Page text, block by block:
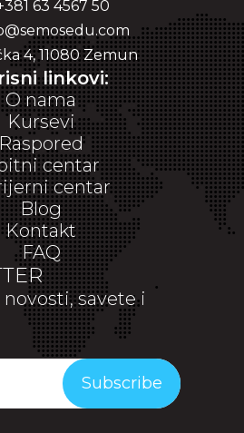
63 4567 50
4, 11080 Zemun
linkovi:
O nama
Kursevi
centar
centar
Blog
Kontakt
FAQ
savete i
Subscribe